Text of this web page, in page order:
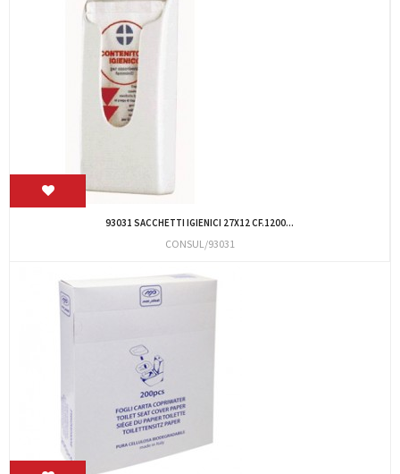
93031 SACCHETTI IGIENICI 27X12 CF.1200...
CONSUL/93031